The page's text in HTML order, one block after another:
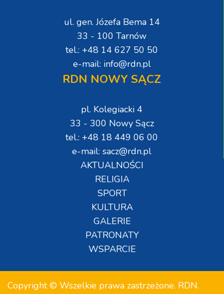
ul. gen. Józefa Bema 14
33 - 100 Tarnów
tel.: +48 14 627 50 50
e-mail: info@rdn.pl
RDN NOWY SĄCZ
pl. Kolegiacki 4
33 - 300 Nowy Sącz
tel.: +48 18 449 06 00
e-mail: sacz@rdn.pl
AKTUALNOŚCI
RELIGIA
SPORT
KULTURA
GALERIE
PATRONATY
WSPARCIE
Copyright © Wszelkie prawa zastrzeżone. RDN.